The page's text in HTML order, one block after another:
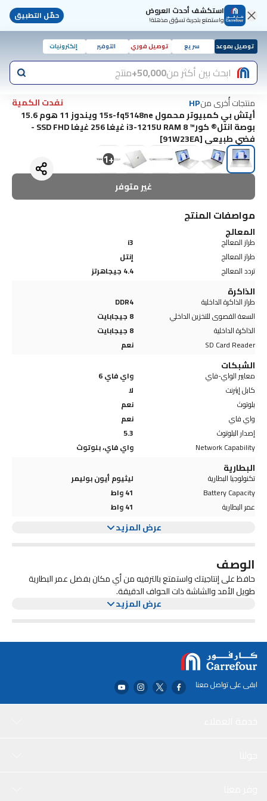
استكشف أحدث العروض
واستمتع بتجربة تسوّق مذهلة! حمّل التطبيق
توصيل بموعد سريع توصيل فوري التوفير إلكترونيات
ابحث بين أكثر من50,000+ منتج
منتجات أُخرى منHP
نفدت الكمية
أيتش بي كمبيوتر محمول 15s-fq5148ne ويندوز 11 هوم 15.6
بوصة انتل® كور™ i3-1215U RAM 8 غيغا 256 غيغا SSD FHD -
فضي طبيعي [91W23EA]
+
1
غير متوفر
مواصفات المنتج
المعالج
طراز المعالج
i3
طراز المعالج
إنتل
تردد المعالج
4.4 جيجاهرتز
الذاكرة
طراز الذاكرة الداخلية
DDR4
السعة القصوى للتخزين الداخلي
8 جيجابايت
الذاكرة الداخلية
8 جيجابايت
SD Card Reader
نعم
الشبكات
معايير الواي-فاي
واي فاي 6
كابل إيثرنت
لا
بلوتوث
نعم
واي فاي
نعم
إصدار البلوتوث
5.3
Network Capability
واي فاي، بلوتوث
البطارية
تكنولوجيا البطارية
ليثيوم أيون بوليمر
Battery Capacity
41 واط
عمر البطارية
41 واط
عرض المزيد
الوصف
حافظ على إنتاجيتك واستمتع بالترفيه من أي مكان بفضل عمر البطارية
طويل الأمد والشاشة ذات الحواف الدقيقة.
عرض المزيد
ابقى على تواصل معنا